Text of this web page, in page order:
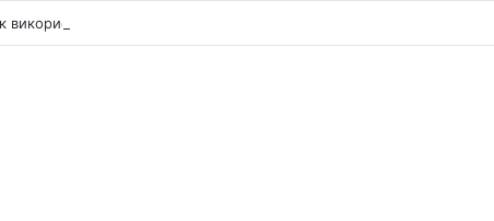
використовувати їх для прикраси